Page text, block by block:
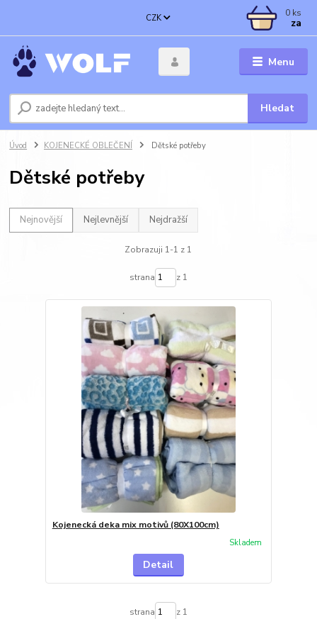
Menu
CZK
Hledat
0 ks
za
Úvod KOJENECKÉ OBLEČENÍ Dětské potřeby
Dětské potřeby
Nejnovější Nejlevnější Nejdražší
Zobrazuji 1-1 z 1
strana z 1
Kojenecká deka mix motivů (80X100cm)
Skladem
Detail
strana z 1